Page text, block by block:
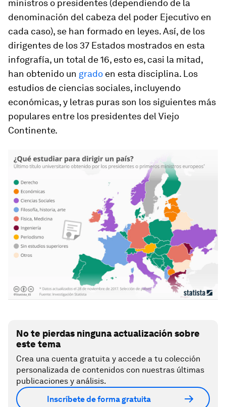
ministros o presidentes (dependiendo de la
denominación del cabeza del poder Ejecutivo en
cada caso), se han formado en leyes. Así, de los
dirigentes de los 37 Estados mostrados en esta
infografía, un total de 16, esto es, casi la mitad,
han obtenido un grado en esta disciplina. Los
estudios de ciencias sociales, incluyendo
económicas, y letras puras son los siguientes más
populares entre los presidentes del Viejo
Continente.
No te pierdas ninguna actualización sobre
este tema
Crea una cuenta gratuita y accede a tu colección
personalizada de contenidos con nuestras últimas
publicaciones y análisis.
Inscríbete de forma gratuita